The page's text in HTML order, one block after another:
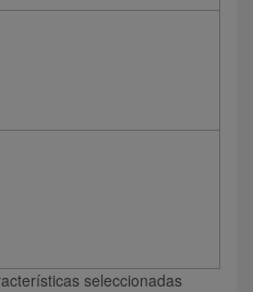
seleccionadas